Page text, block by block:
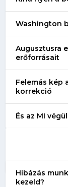
Washington
Augusztusra
erőforrásait
Felemás kép
korrekció
És az MI
Hibázás
kezeld?